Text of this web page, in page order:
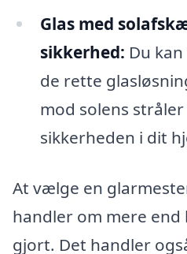
Glas med
sikkerhed: Du
de rette
mod solens
sikkerheden i dit
At vælge en
handler om mere
gjort. Det handler